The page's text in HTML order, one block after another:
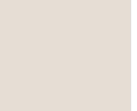
op via
bij VDH
ontvangen?
vacature? Vul hieronder je